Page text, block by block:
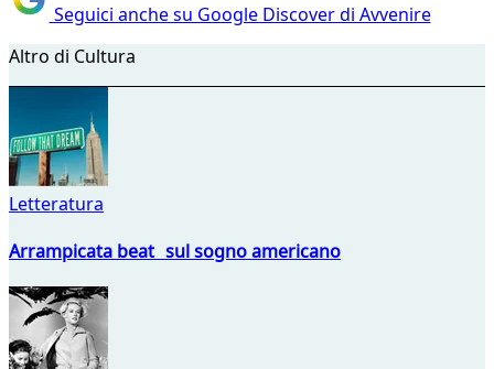
Seguici anche su Google Discover di Avvenire
Altro di Cultura
Letteratura
Arrampicata beat sul sogno americano